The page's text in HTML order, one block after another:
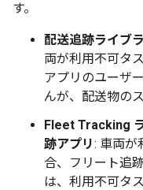
す。
配送追跡ライブ
両が利用不可タ
アプリのユーザ
んが、配送物の
Fleet Tracking
跡アプリ: 車両が
合、フリート追
は、利用不可タ